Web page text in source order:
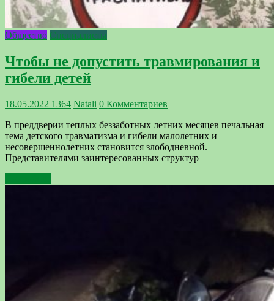
Общество Специалисты
Чтобы не допустить травмирования и
гибели детей
18.05.2022 1364 Natali 0 Комментариев
В преддверии теплых беззаботных летних месяцев печальная
тема детского травматизма и гибели малолетних и
несовершеннолетних становится злободневной.
Представителями заинтересованных структур